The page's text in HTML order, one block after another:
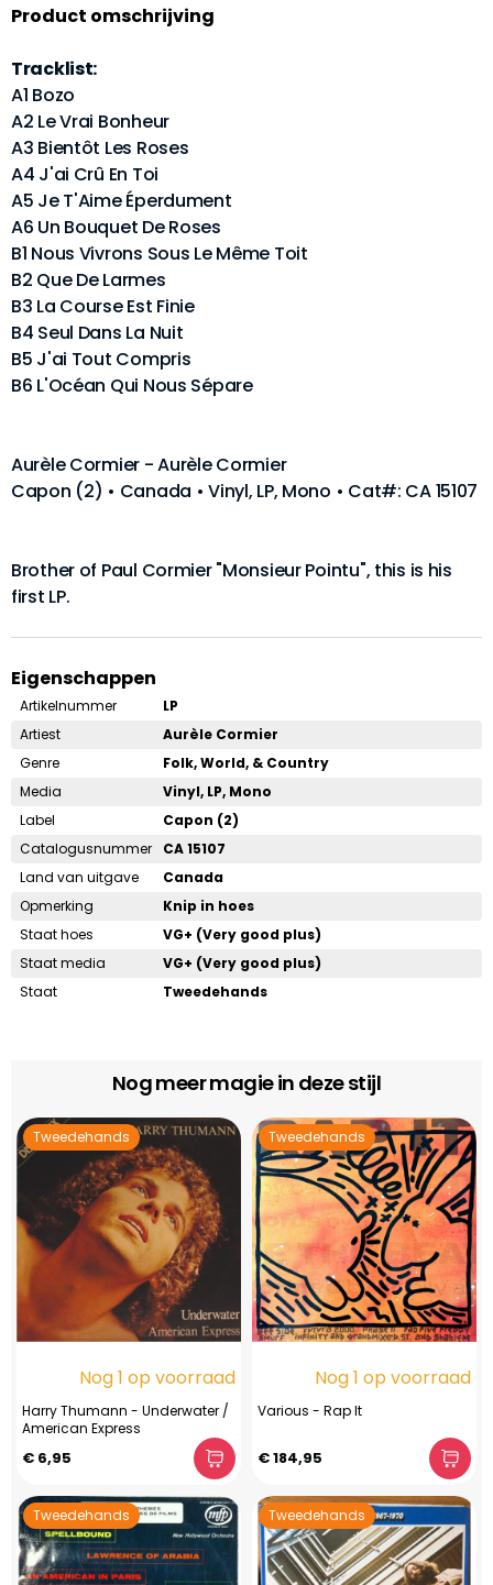
Product omschrijving
Tracklist:
A1 Bozo
A2 Le Vrai Bonheur
A3 Bientôt Les Roses
A4 J'ai Crû En Toi
A5 Je T'Aime Éperdument
A6 Un Bouquet De Roses
B1 Nous Vivrons Sous Le Même Toit
B2 Que De Larmes
B3 La Course Est Finie
B4 Seul Dans La Nuit
B5 J'ai Tout Compris
B6 L'Océan Qui Nous Sépare
Aurèle Cormier - Aurèle Cormier
Capon (2) • Canada • Vinyl, LP, Mono • Cat#: CA 15107
Brother of Paul Cormier "Monsieur Pointu", this is his
first LP.
Eigenschappen
Artikelnummer
LP
Artiest
Aurèle Cormier
Genre
Folk, World, & Country
Media
Vinyl, LP, Mono
Label
Capon (2)
Catalogusnummer
CA 15107
Land van uitgave
Canada
Opmerking
Knip in hoes
Staat hoes
VG+ (Very good plus)
Staat media
VG+ (Very good plus)
Staat
Tweedehands
Nog meer magie in deze stijl
Tweedehands
Nog 1 op voorraad
Harry Thumann - Underwater /
American Express
€ 6,95
Tweedehands
Nog 1 op voorraad
Various - Rap It
€ 184,95
Tweedehands Tweedehands